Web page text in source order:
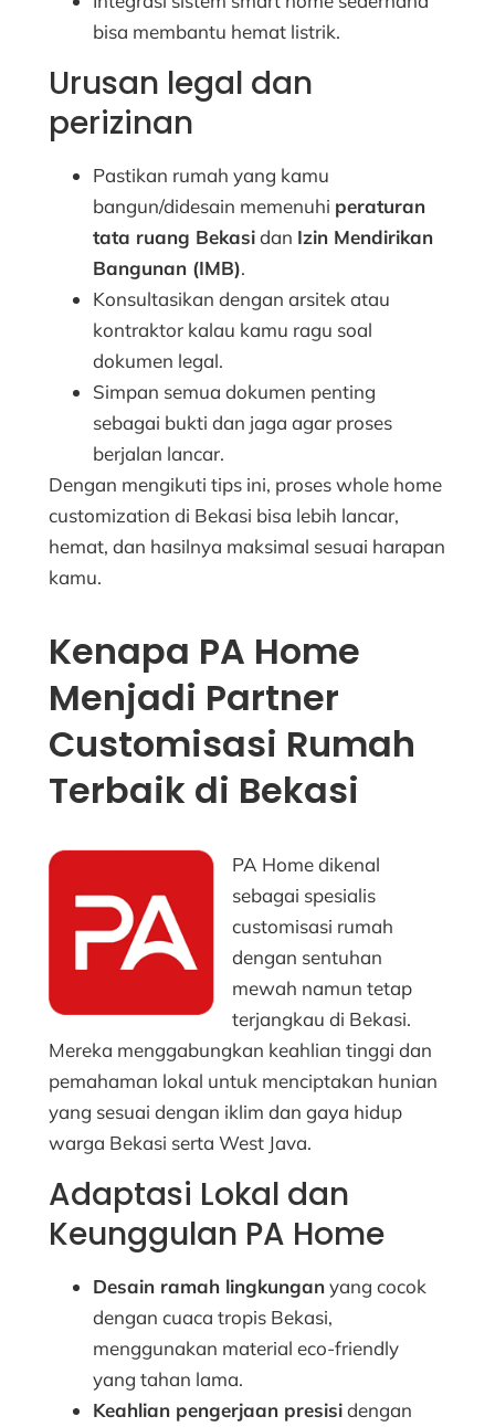
bisa membantu hemat listrik.
Urusan legal dan
perizinan
Pastikan rumah yang kamu
bangun/didesain memenuhi peraturan
tata ruang Bekasidan Izin Mendirikan
Bangunan (IMB).
Konsultasikan dengan arsitek atau
kontraktor kalau kamu ragu soal
dokumen legal.
Simpan semua dokumen penting
sebagai bukti dan jaga agar proses
berjalan lancar.
Dengan mengikuti tips ini, proses whole home
customization di Bekasi bisa lebih lancar,
hemat, dan hasilnya maksimal sesuai harapan
kamu.
Kenapa PA Home
Menjadi Partner
Customisasi Rumah
Terbaik di Bekasi
PA Home dikenal
sebagai spesialis
customisasi rumah
dengan sentuhan
mewah namun tetap
terjangkau di Bekasi.
Mereka menggabungkan keahlian tinggi dan
pemahaman lokal untuk menciptakan hunian
yang sesuai dengan iklim dan gaya hidup
warga Bekasi serta West Java.
Adaptasi Lokal dan
Keunggulan PA Home
Desain ramah lingkunganyang cocok
dengan cuaca tropis Bekasi,
menggunakan material eco-friendly
yang tahan lama.
Keahlian pengerjaan presisidengan